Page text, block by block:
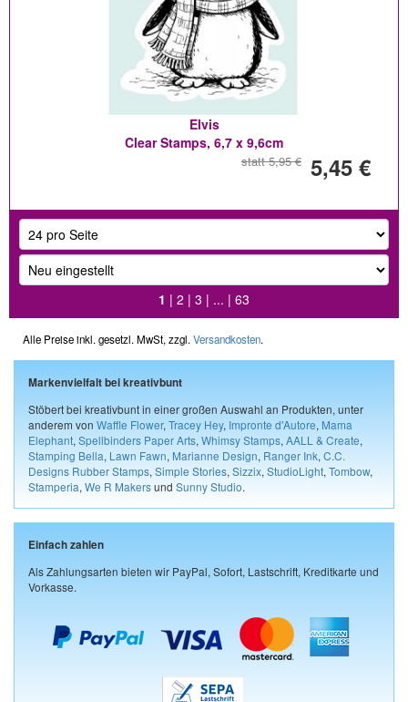
Elvis
Clear Stamps, 6,7 x 9,6cm
5,45 €
statt 5,95 €
1 | 2 | 3 | ... | 63
Alle Preise inkl. gesetzl. MwSt, zzgl. Versandkosten.
Markenvielfalt bei kreativbunt
Stöbert bei kreativbunt in einer großen Auswahl an Produkten, unter
anderem von Waffle Flower, Tracey Hey, Impronte d'Autore, Mama
Elephant, Spellbinders Paper Arts, Whimsy Stamps, AALL & Create,
Stamping Bella, Lawn Fawn, Marianne Design, Ranger Ink, C.C.
Designs Rubber Stamps, Simple Stories, Sizzix, StudioLight, Tombow,
Stamperia, We R Makersund Sunny Studio.
Einfach zahlen
Als Zahlungsarten bieten wir PayPal, Sofort, Lastschrift, Kreditkarte und
Vorkasse.